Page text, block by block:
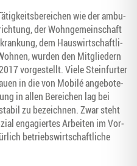
wie der ambu­
der Wohn­ge­mein­schaft
dem Haus­wirt­schaft­li­
wur­den den Mit­glie­dern
vor­ge­stellt. Vie­le Stein­fur­ter
in die von Mobilé ange­bo­te­
in allen Berei­chen lag bei
zu bezeich­nen. Zwar steht
enga­gier­tes Arbei­ten im Vor­
betriebs­wirt­schaft­li­che